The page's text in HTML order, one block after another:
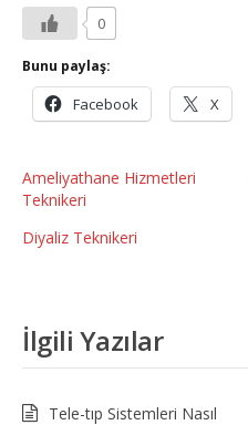
0
Bunu paylaş:
Facebook X
Ameliyathane Hizmetleri
Teknikeri
Diyaliz Teknikeri
İlgili Yazılar
Tele-tıp Sistemleri Nasıl